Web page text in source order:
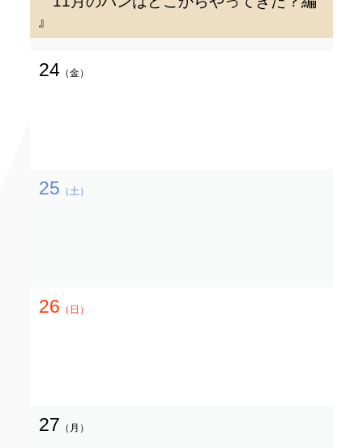
』
24 （金）
25 （土）
26 （日）
27 （月）